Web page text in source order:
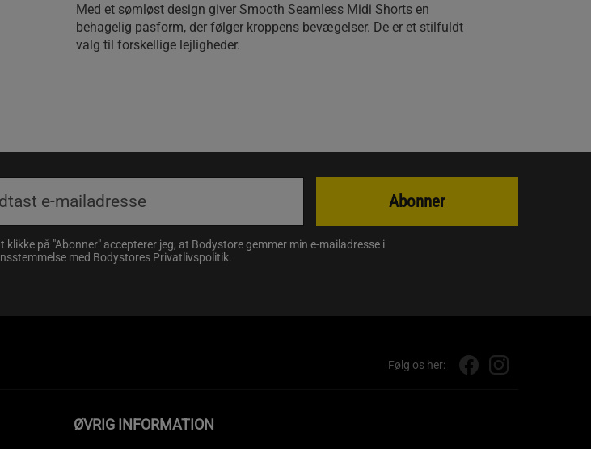
Med et sømløst design giver Smooth Seamless Midi Shorts en
behagelig pasform, der følger kroppens bevægelser. De er et stilfuldt
valg til forskellige lejligheder.
klikke på "Abonner" accepterer jeg, at Bodystore gemmer min e-mailadresse i
med Bodystores Privatlivspolitik.
Abonner
Følg os her:
ØVRIG INFORMATION